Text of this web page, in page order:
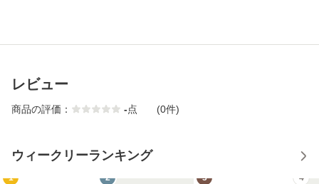
レビュー
商品の評価： -点 (0件)
ウィークリーランキング
1 2 3 4